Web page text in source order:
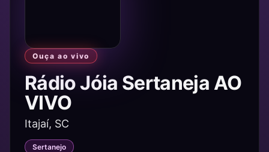
Ouça ao vivo
Rádio Jóia Sertaneja AO
VIVO
Itajaí, SC
Sertanejo